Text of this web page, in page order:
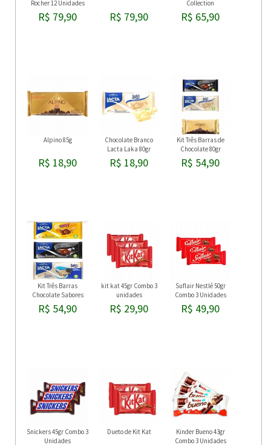
Rocher 12 Unidades
R$ 79,90 R$ 79,90
Collection
R$ 65,90
Alpino 85g
R$ 18,90
Chocolate Branco
Lacta Laka 80gr
R$ 18,90
Kit Três Barras de
Chocolate 80gr
R$ 54,90
Kit Três Barras
Chocolate Sabores
Sortidos 80gr
R$ 54,90
kit kat 45gr Combo 3
unidades
R$ 29,90
Suflair Nestlé 50gr
Combo 3 Unidades
R$ 49,90
Snickers 45gr Combo 3
Unidades
Dueto de Kit Kat
Kinder Bueno 43gr
Combo 3 Unidades